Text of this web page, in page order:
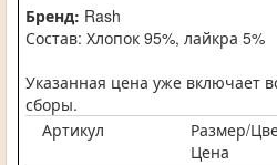
Бренд: Rash
Состав: Хлопок 95%, лайкра 5%
Указанная цена уже включает
сборы.
Артикул
Размер/
Цена